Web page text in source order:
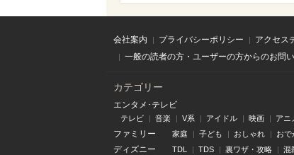
会社案内 プライバシーポリシー アクセス
一般の読者の方・ユーザーの方からのお問
カテゴリー
エンタメ･テレビ
テレビ 音楽 V系 アイドル 映画 アニ
ファミリー 家庭 子ども おしゃれ おで
ディズニー TDL TDS 裏ワザ・攻略 混